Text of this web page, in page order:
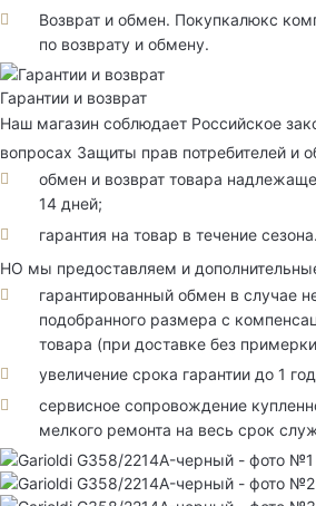
Возврат и обмен. Покупкалюкс
по возврату и обмену.
Гарантии и возврат
Наш магазин соблюдает Российское
вопросах Защиты прав потребителей и
обмен и возврат товара
14 дней;
гарантия на товар в течение сезона.
НО мы предоставляем и
гарантированный обмен в случае
подобранного размера с
товара (при доставке без
увеличение срока гарантии до 1
сервисное сопровождение
мелкого ремонта на весь срок